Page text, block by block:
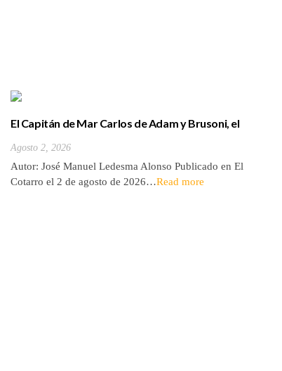
El Capitán de Mar Carlos de Adam y Brusoni, el
Agosto 2, 2026
Autor: José Manuel Ledesma Alonso Publicado en El
Cotarro el 2 de agosto de 2026…Read more